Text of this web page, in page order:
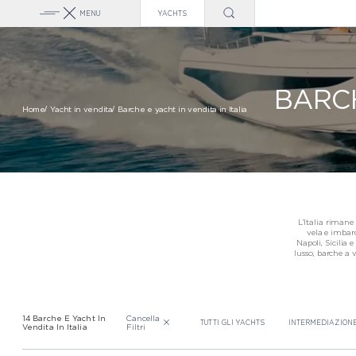
MENU YACHTS
GAMMA PRINCESS
CLASSE X
CLASSE F
CLASSE S
CLASSE V
GREECE
VENDITA DI YACHT
PRINCESS
STRAORDINARIA
S, VARO NEL 2027
Home Yacht in vendita Barche e yacht in vendita in Italia
L’Italia
vela e
Napoli, Sicilia
lusso, barche a
14 Barche E Yacht In
Vendita In Italia
Cancella
Filtri
TUTTI GLI YACHTS